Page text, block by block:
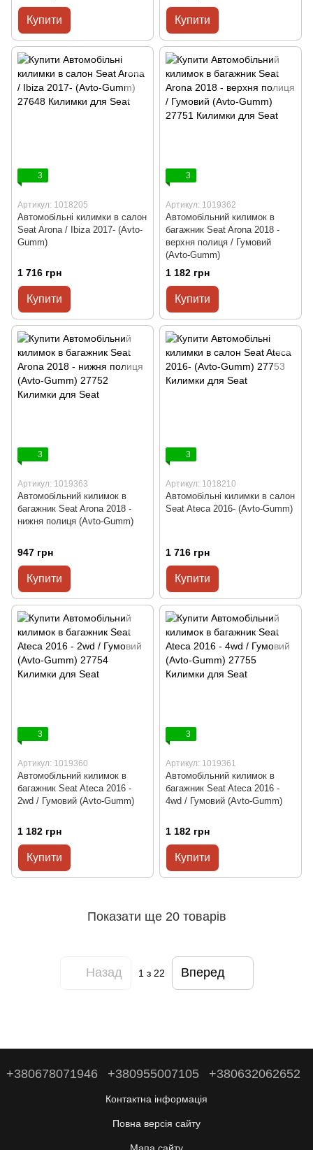
Купити Купити
3
Артикул: 1018205
Автомобільні килимки в салон
Seat Arona / Ibiza 2017- (Avto-
Gumm)
1 716 грн
Купити
3
Артикул: 1019362
Автомобільний килимок в
багажник Seat Arona 2018 -
верхня полиця / Гумовий
(Avto-Gumm)
1 182 грн
Купити
3
Артикул: 1019363
Автомобільний килимок в
багажник Seat Arona 2018 -
нижня полиця (Avto-Gumm)
947 грн
Купити
3
Артикул: 1018210
Автомобільні килимки в салон
Seat Ateca 2016- (Avto-Gumm)
1 716 грн
Купити
3
Артикул: 1019360
Автомобільний килимок в
багажник Seat Ateca 2016 -
2wd / Гумовий (Avto-Gumm)
1 182 грн
Купити
3
Артикул: 1019361
Автомобільний килимок в
багажник Seat Ateca 2016 -
4wd / Гумовий (Avto-Gumm)
1 182 грн
Купити
Показати ще 20 товарів
Назад 1 з 22 Вперед
+380678071946 +380955007105 +380632062652
Контактна інформація
Повна версія сайту
Мапа сайту